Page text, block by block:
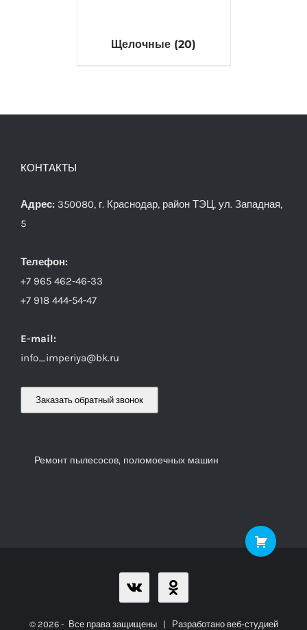
Щелочные (20)
КОНТАКТЫ
Адрес: 350080, г. Краснодар, район ТЭЦ, ул. Западная,
5
Телефон:
+7 965 462-46-33
+7 918 444-54-47
E-mail:
info_imperiya@bk.ru
Заказать обратный звонок
Ремонт пылесосов, поломоечных машин
© 2026- Все права защищены | Разработано веб-студией